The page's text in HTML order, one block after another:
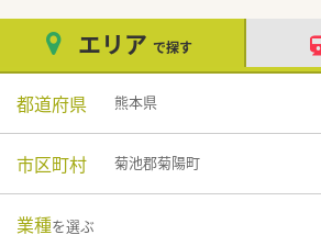
エリア で探す
都道府県 熊本県
市区町村 菊池郡菊陽町
業種を選ぶ